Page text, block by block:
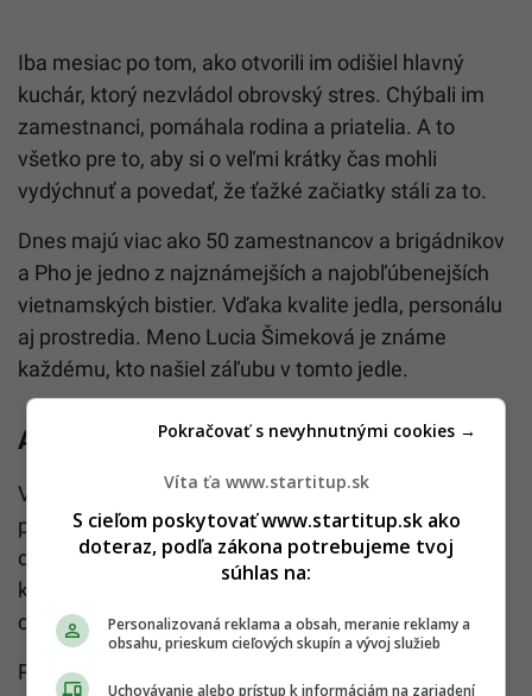
Iba mesiac po tom, ako otvorili im odišiel hlavný
kuchár, ktorý nezvládol obrovský stres. Chýbali im
zamestnanci, pomáhala rodina a priatelia. A to
všetko pre to, aby si o veľmi krátky čas mohli
vydýchnuť a povedať, že ťažké začiatky stáli za to.
Dnes majú viac ako 50 zamestnancov a brigádnikov
a Pho je jedno z najznámejších a najobľúbenejších
vietnamských bistier. Vďaka kvalite jedla, personálu
aj prostredia. Meno Lucia Šimeková je známe
každému, kto našiel záľubu v tomto jedle.
Autentické vietnamské chute
Vietnam už nie je na Slovensku neznámy pojem. Aj
preto ľudia uveria, že v lacnom fast foode môžu
dostať niečo, čo by aspoň trochu pripomínalo
kuchyňu krajiny plnej srdečných ľudí a rozmanitých
chutí.
Presne preto vznikla reštaurácia PHO. Spája dokopy
Víta ťa www.startitup.sk
S cieľom poskytovať www.startitup.sk ako
doteraz, podľa zákona potrebujeme tvoj
súhlas na:
Personalizovaná reklama a obsah, meranie reklamy a
obsahu, prieskum cieľových skupín a vývoj služieb
Uchovávanie alebo prístup k informáciám na zariadení
Pokračovať s nevyhnutnými cookies →